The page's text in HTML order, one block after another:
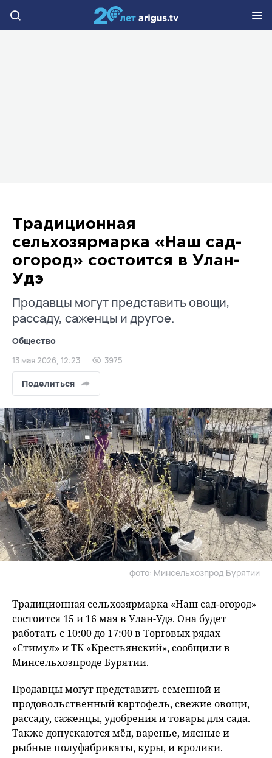
Традиционная
сельхозярмарка «Наш сад-
огород» состоится в Улан-
Удэ
Продавцы могут представить овощи,
рассаду, саженцы и другое.
Общество
13 мая 2026, 12:23 3975
Поделиться
фото: Минсельхозпрод Бурятии
Традиционная сельхозярмарка «Наш сад-огород»
состоится 15 и 16 мая в Улан-Удэ. Она будет
работать с 10:00 до 17:00 в Торговых рядах
«Стимул» и ТК «Крестьянский», сообщили в
Минсельхозпроде Бурятии.
Продавцы могут представить семенной и
продовольственный картофель, свежие овощи,
рассаду, саженцы, удобрения и товары для сада.
Также допускаются мёд, варенье, мясные и
рыбные полуфабрикаты, куры, и кролики.